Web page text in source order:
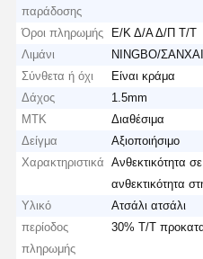
παράδοσης
Όροι πληρωμής
Ε/Κ Δ/Α Δ/Π Τ/Τ
Λιμάνι
NINGBO/ΣΑΝΧΑΙ
Σύνθετα ή όχι
Είναι κράμα
Δάχος
1.5mm
ΜΤΚ
Διαθέσιμα
Δείγμα
Αξιοποιήσιμο
Χαρακτηριστικά
Ανθεκτικότητα
ανθεκτικότητα
Υλικό
Ατσάλι ατσάλι
περίοδος
πληρωμής
30% Τ/Τ